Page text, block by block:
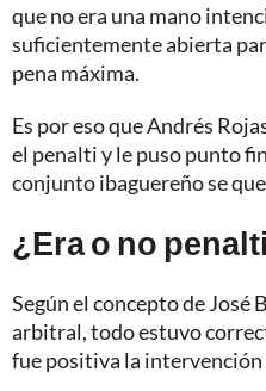
que no era una mano
suficientemente abierta
pena máxima.
Es por eso que Andrés
el penalti y le puso punto
conjunto ibaguereño se
¿Era o no
Según el concepto de José
arbitral, todo estuvo
fue positiva la intervención